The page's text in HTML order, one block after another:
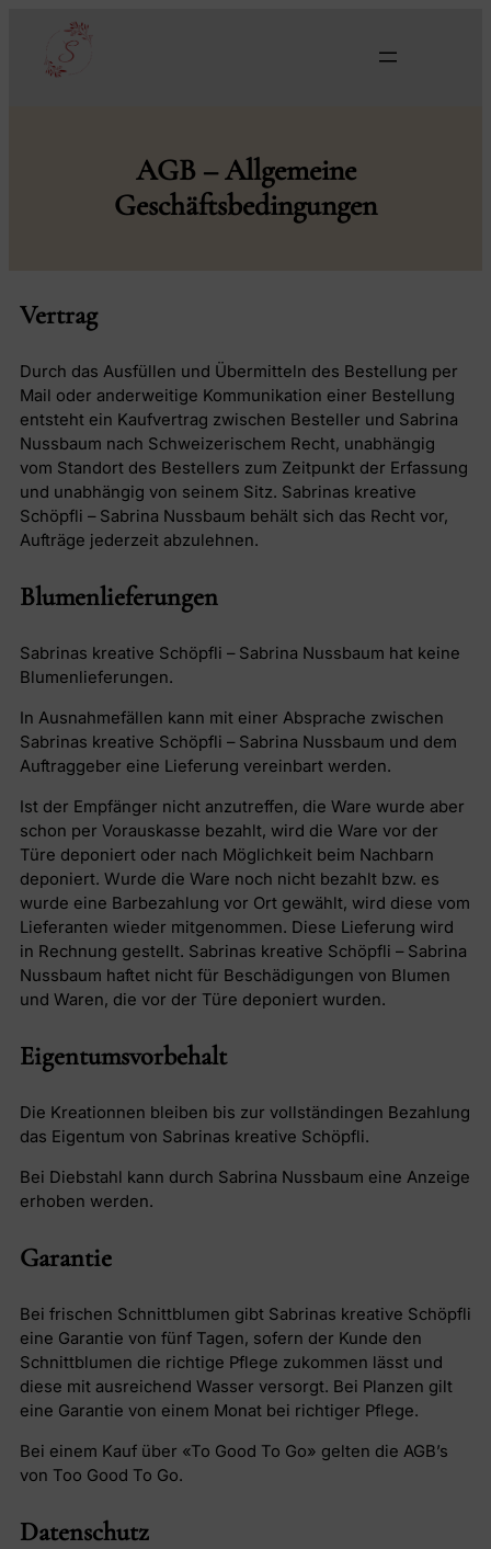
AGB – Allgemeine
Geschäftsbedingungen
Vertrag
Durch das Ausfüllen und Übermitteln des Bestellung per
Mail oder anderweitige Kommunikation einer Bestellung
entsteht ein Kaufvertrag zwischen Besteller und Sabrina
Nussbaum nach Schweizerischem Recht, unabhängig
vom Standort des Bestellers zum Zeitpunkt der Erfassung
und unabhängig von seinem Sitz. Sabrinas kreative
Schöpfli – Sabrina Nussbaum behält sich das Recht vor,
Aufträge jederzeit abzulehnen.
Blumenlieferungen
Sabrinas kreative Schöpfli – Sabrina Nussbaum hat keine
Blumenlieferungen.
In Ausnahmefällen kann mit einer Absprache zwischen
Sabrinas kreative Schöpfli – Sabrina Nussbaum und dem
Auftraggeber eine Lieferung vereinbart werden.
Ist der Empfänger nicht anzutreffen, die Ware wurde aber
schon per Vorauskasse bezahlt, wird die Ware vor der
Türe deponiert oder nach Möglichkeit beim Nachbarn
deponiert. Wurde die Ware noch nicht bezahlt bzw. es
wurde eine Barbezahlung vor Ort gewählt, wird diese vom
Lieferanten wieder mitgenommen. Diese Lieferung wird
in Rechnung gestellt. Sabrinas kreative Schöpfli – Sabrina
Nussbaum haftet nicht für Beschädigungen von Blumen
und Waren, die vor der Türe deponiert wurden.
Eigentumsvorbehalt
Die Kreationnen bleiben bis zur vollständingen Bezahlung
das Eigentum von Sabrinas kreative Schöpfli.
Bei Diebstahl kann durch Sabrina Nussbaum eine Anzeige
erhoben werden.
Garantie
Bei frischen Schnittblumen gibt Sabrinas kreative Schöpfli
eine Garantie von fünf Tagen, sofern der Kunde den
Schnittblumen die richtige Pflege zukommen lässt und
diese mit ausreichend Wasser versorgt. Bei Planzen gilt
eine Garantie von einem Monat bei richtiger Pflege.
Bei einem Kauf über «To Good To Go» gelten die AGB’s
von Too Good To Go.
Datenschutz